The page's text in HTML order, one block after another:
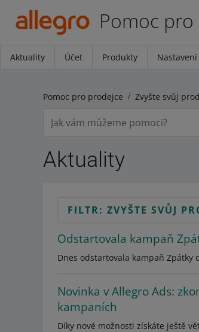
Pomoc
Aktuality Účet Produkty
Pomoc pro prodejce Zvyšte svůj
Aktuality
FILTR: ZVYŠTE SVŮJ
Odstartovala kampaň
Dnes odstartovala kampaň Zpátky
Novinka v Allegro Ads:
kampaních
Díky nové možnosti získáte ještě